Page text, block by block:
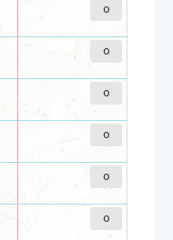
0
0
0
0
0
0